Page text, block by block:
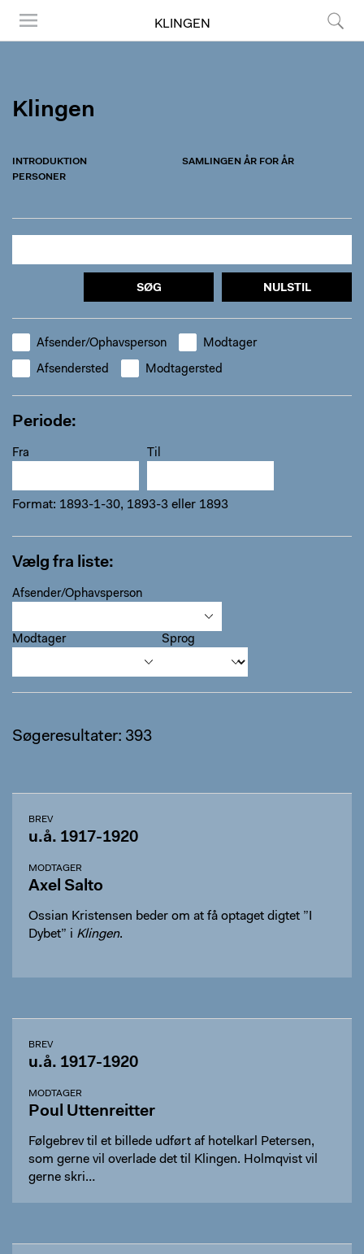
KLINGEN
Klingen
INTRODUKTION
SAMLINGEN ÅR FOR ÅR
PERSONER
SØG NULSTIL
Afsender/Ophavsperson Modtager
Afsendersted Modtagersted
Periode
Fra Til
Format: 1893-1-30, 1893-3 eller 1893
Vælg fra liste
Afsender/Ophavsperson
Modtager Sprog
Søgeresultater: 393
BREV
u.å. 1917-1920
MODTAGER
Axel Salto
Ossian Kristensen beder om at få optaget digtet ”I
Dybet” i Klingen.
BREV
u.å. 1917-1920
MODTAGER
Poul Uttenreitter
Følgebrev til et billede udført af hotelkarl Petersen,
som gerne vil overlade det til Klingen. Holmqvist vil
gerne skri…